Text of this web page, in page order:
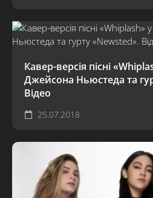
Кавер-версія пісні
Джейсона Ньюстеда та
Відео
25.07.2018